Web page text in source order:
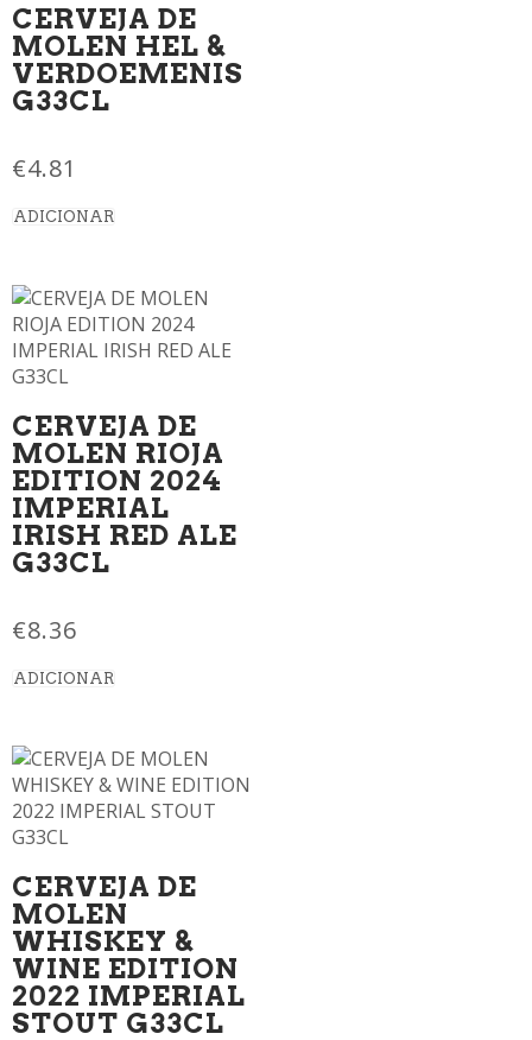
CERVEJA DE
MOLEN HEL &
VERDOEMENIS
G33CL
€4.81
ADICIONAR
CERVEJA DE
MOLEN RIOJA
EDITION 2024
IMPERIAL
IRISH RED ALE
G33CL
€8.36
ADICIONAR
CERVEJA DE
MOLEN
WHISKEY &
WINE EDITION
2022 IMPERIAL
STOUT G33CL